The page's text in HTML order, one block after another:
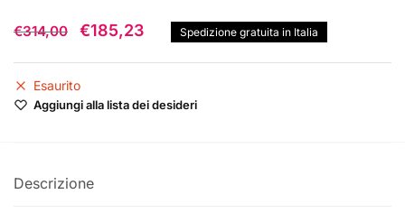
€314,00
Il
originale
era:
€185,23
è:
Spedizione gratuita in Italia
Esaurito
Aggiungi alla lista dei desideri
Descrizione